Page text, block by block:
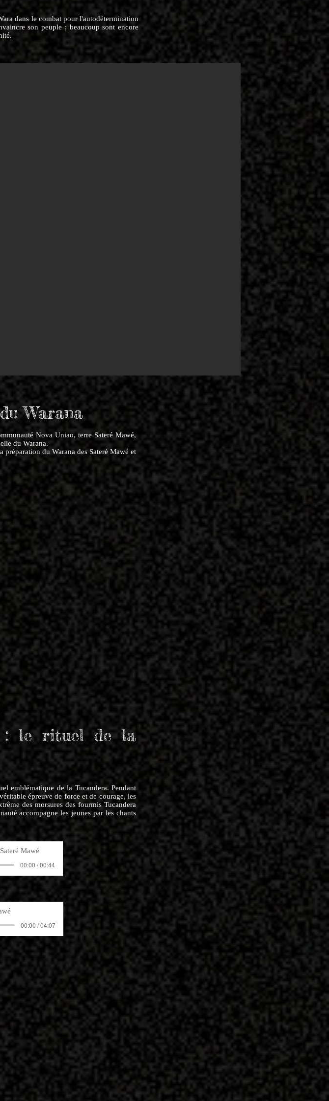
dans le combat pour l'autodétermination
son peuple ; beaucoup sont encore
Warana
Nova Uniao, terre Sateré Mawé,
du Warana.
du Warana des Sateré Mawé et
: le rituel de la
emblématique de la Tucandera. Pendant
épreuve de force et de courage, les
des morsures des fourmis Tucandera
accompagne les jeunes par les chants
Sateré Mawé
00:00 / 00:44
00:00 / 04:07